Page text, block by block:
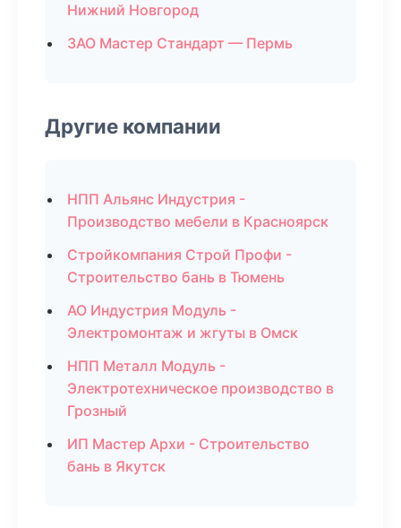
Нижний Новгород
ЗАО Мастер Стандарт — Пермь
Другие компании
НПП Альянс Индустрия -
Производство мебели в Красноярск
Стройкомпания Строй Профи -
Строительство бань в Тюмень
АО Индустрия Модуль -
Электромонтаж и жгуты в Омск
НПП Металл Модуль -
Электротехническое производство в
Грозный
ИП Мастер Архи - Строительство
бань в Якутск